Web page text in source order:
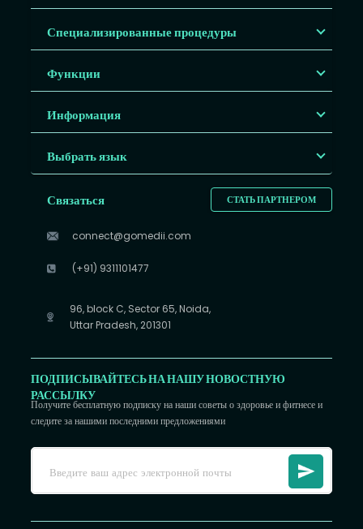
Специализированные процедуры
Функции
Информация
Выбрать язык
СТАТЬ ПАРТНЕРОМ
Связаться
connect@gomedii.com
(+91) 9311101477
96, block C, Sector 65, Noida,
Uttar Pradesh, 201301
ПОДПИСЫВАЙТЕСЬ НА НАШУ НОВОСТНУЮ
РАССЫЛКУ
Получите бесплатную подписку на наши советы о здоровье и фитнесе и
следите за нашими последними предложениями